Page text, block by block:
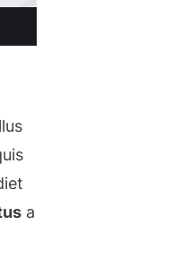
a